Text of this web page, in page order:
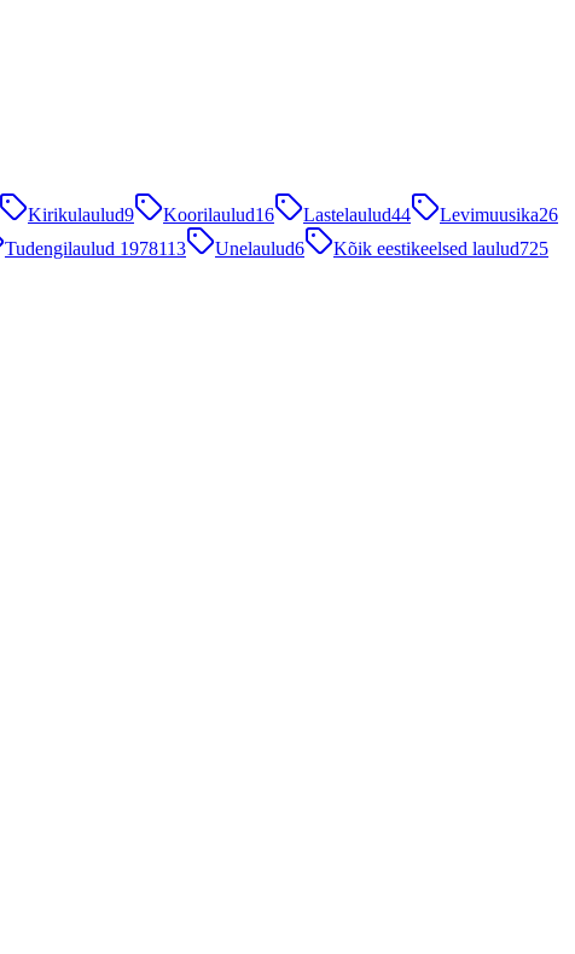
Kirikulaulud9 Koorilaulud16 Lastelaulud44 Levimuusika26
Tudengilaulud 1978113 Unelaulud6 Kõik eestikeelsed laulud725